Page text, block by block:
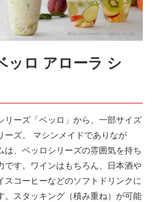
ロ アローラ シ
リーズ「ベッロ」から、一部サイズ
ーズ。 マシンメイドでありなが
は、ベッロシリーズの雰囲気を持ち
です。ワインはもちろん、日本酒や
スコーヒーなどのソフトドリンクに
。スタッキング（積み重ね）が可能